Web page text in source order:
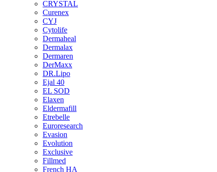
CRYSTAL
Curenex
CYJ
Cytolife
Dermaheal
Dermalax
Dermaren
DerMaxx
DR.Lipo
Ejal 40
EL SOD
Elaxen
Eldermafill
Etrebelle
Euroresearch
Evasion
Evolution
Exclusive
Fillmed
French HA